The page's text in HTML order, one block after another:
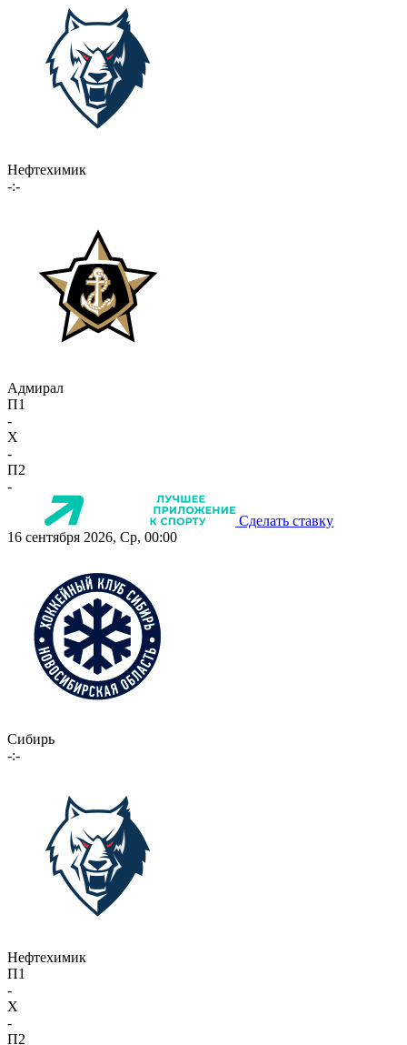
Нефтехимик
-:-
Адмирал
П1
-
X
-
П2
-
Сделать ставку
16 сентября 2026, Ср, 00:00
Сибирь
-:-
Нефтехимик
П1
-
X
-
П2